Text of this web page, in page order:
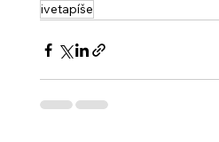
ivetapíše